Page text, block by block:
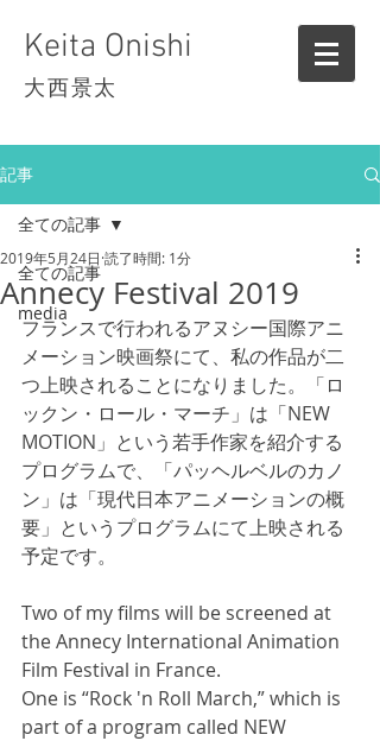
Keita Onishi
大西景太
記事
全ての記事
media
全ての記事
Annecy Festival 2019
2019年5月24日 読了時間: 1分
フランスで行われるアヌシー国際アニ
メーション映画祭にて、私の作品が二
つ上映されることになりました。「ロ
ックン・ロール・マーチ」は「NEW
MOTION」という若手作家を紹介する
プログラムで、「パッヘルベルのカノ
ン」は「現代日本アニメーションの概
要」というプログラムにて上映される
予定です。
Two of my films will be screened at
the Annecy International Animation
Film Festival in France.
One is “Rock 'n Roll March,” which is
part of a program called NEW